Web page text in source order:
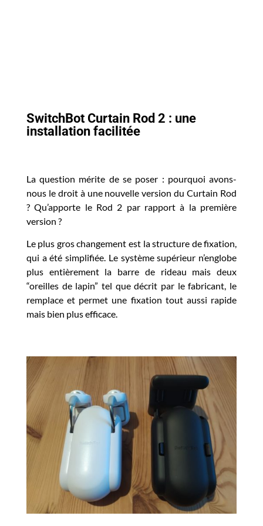
SwitchBot Curtain Rod 2 : une
installation facilitée
La question mérite de se poser : pourquoi avons-
nous le droit à une nouvelle version du Curtain Rod
? Qu’apporte le Rod 2 par rapport à la première
version ?
Le plus gros changement est la structure de fixation,
qui a été simplifiée. Le système supérieur n’englobe
plus entièrement la barre de rideau mais deux
“oreilles de lapin” tel que décrit par le fabricant, le
remplace et permet une fixation tout aussi rapide
mais bien plus efficace.